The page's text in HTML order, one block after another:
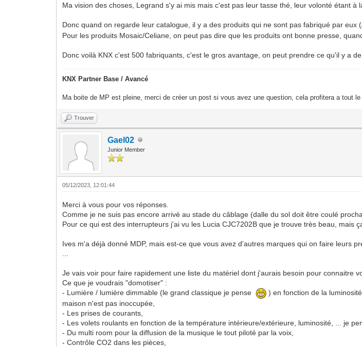
Ma vision des choses, Legrand s'y ai mis mais c'est pas leur tasse thé, leur volonté étant
Donc quand on regarde leur catalogue, il y a des produits qui ne sont pas fabriqué par eux
Pour les produits Mosaic/Celiane, on peut pas dire que les produits ont bonne presse,
Donc voilà KNX c'est 500 fabriquants, c'est le gros avantage, on peut prendre ce qu'il y a
KNX Partner Base / Avancé
Ma boite de MP est pleine, merci de créer un post si vous avez une question, cela profitera a tout le
Trouver
Gael02
Junior Member
05/12/2023, 12:01:44
Merci à vous pour vos réponses.
Comme je ne suis pas encore arrivé au stade du câblage (dalle du sol doit être coulé
Pour ce qui est des interrupteurs j'ai vu les Lucia CJC7202B que je trouve très beau, mais
Ives m'a déjà donné MDP, mais est-ce que vous avez d'autres marques qui on faire leurs
Je vais voir pour faire rapidement une liste du matériel dont j'aurais besoin pour connaitre
Ce que je voudrais "domotiser" :
- Lumière / lumière dimmable (le grand classique je pense
) en fonction de la
maison n'est pas inoccupée,
- Les prises de courants,
- Les volets roulants en fonction de la température intérieure/extérieure, luminosité, ... je
- Du multi room pour la diffusion de la musique le tout piloté par la voix,
- Contrôle CO2 dans les pièces,